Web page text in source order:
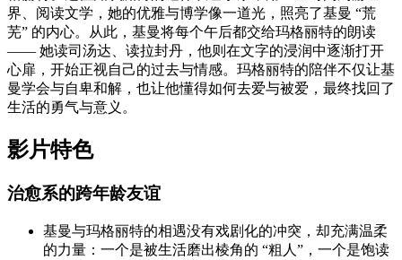
界、阅读文学，她的优雅与博学像一道光，照亮了基曼 “荒
芜” 的内心。从此，基曼将每个午后都交给玛格丽特的朗读
—— 她读司汤达、读拉封丹，他则在文字的浸润中逐渐打开
心扉，开始正视自己的过去与情感。玛格丽特的陪伴不仅让基
曼学会与自卑和解，也让他懂得如何去爱与被爱，最终找回了
生活的勇气与意义。
影片特色
治愈系的跨年龄友谊
基曼与玛格丽特的相遇没有戏剧化的冲突，却充满温柔
的力量：一个是被生活磨出棱角的 “粗人”，一个是饱读